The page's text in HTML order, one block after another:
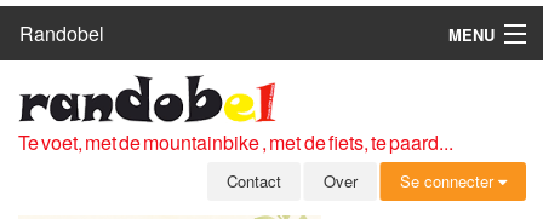
Randobel
MENU
ROUTES
CLUBS
Te voet, met de mountainbike , met de fiets, te paard...
Contact Over Se connecter